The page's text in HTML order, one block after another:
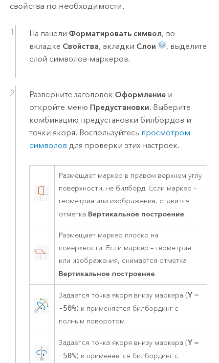
свойства по необходимости.
На панели Форматировать символ, во
вкладке Свойства, вкладки Слои
, выделите
слой символов-маркеров.
Разверните заголовок Оформлениеи
откройте меню Предустановки. Выберите
комбинацию предустановки билбордов и
точки якоря. Воспользуйтесь просмотром
символов для проверки этих настроек.
Размещает маркер в правом верхнем углу
поверхности, не билборд. Если маркер –
геометрия или изображения, ставится
отметка Вертикальное построение.
Размещает маркер плоско на
поверхности. Если маркер – геометрия
или изображения, снимается отметка
Вертикальное построение.
Задается точка якоря внизу маркера (Y=
-50%) и применяется билбординг с
полным поворотом.
Задается точка якоря внизу маркера (Y=
-50%) и применяется билбординг с